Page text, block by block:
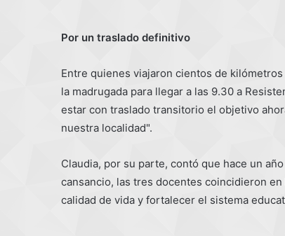
Por un traslado definitivo
Entre quienes viajaron cientos de
la madrugada para llegar a las 9.30 a
estar con traslado transitorio el objetivo
nuestra localidad".
Claudia, por su parte, contó que hace un
cansancio, las tres docentes coincidieron
calidad de vida y fortalecer el sistema